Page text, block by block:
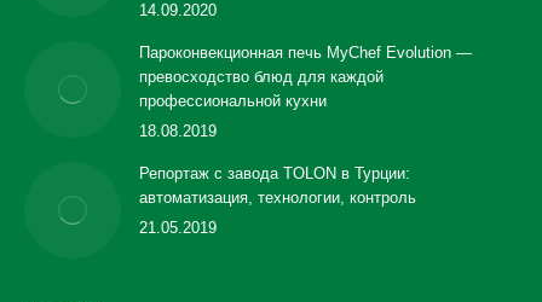
14.09.2020
Пароконвекционная печь MyChef Evolution —
превосходство блюд для каждой
профессиональной кухни
18.08.2019
Репортаж с завода TOLON в Турции:
автоматизация, технологии, контроль
21.05.2019